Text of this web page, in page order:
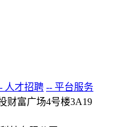
人才招聘 -- 平台服务
财富广场4号楼3A19